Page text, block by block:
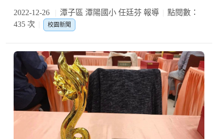
2022-12-26 潭子區 潭陽國小 任廷芬 報導
點閱數：
435 次
校園新聞